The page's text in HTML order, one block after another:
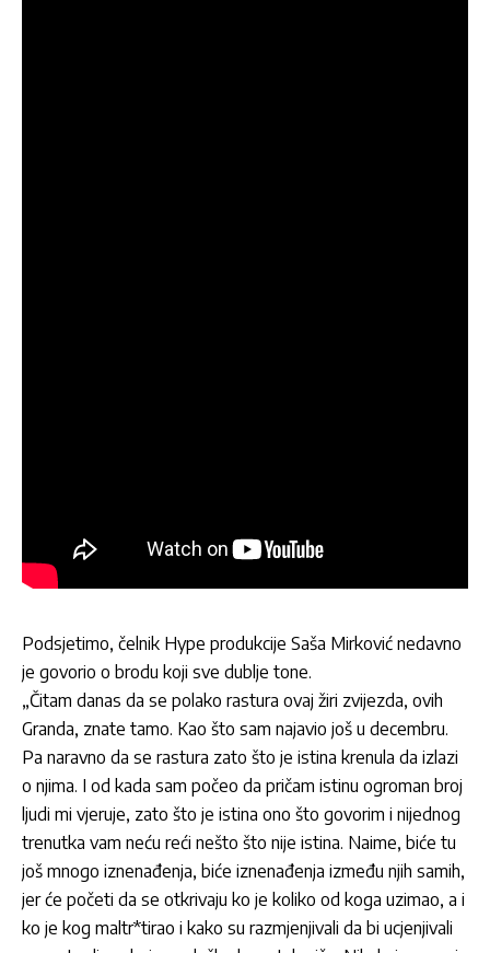
Podsjetimo, čelnik Hype produkcije Saša Mirković nedavno
je govorio o brodu koji sve dublje tone.
„Čitam danas da se polako rastura ovaj žiri zvijezda, ovih
Granda, znate tamo. Kao što sam najavio još u decembru.
Pa naravno da se rastura zato što je istina krenula da izlazi
o njima. I od kada sam počeo da pričam istinu ogroman broj
ljudi mi vjeruje, zato što je istina ono što govorim i nijednog
trenutka vam neću reći nešto što nije istina. Naime, biće tu
još mnogo iznenađenja, biće iznenađenja između njih samih,
jer će početi da se otkrivaju ko je koliko od koga uzimao, a i
ko je kog maltr*tirao i kako su razmjenjivali da bi ucjenjivali